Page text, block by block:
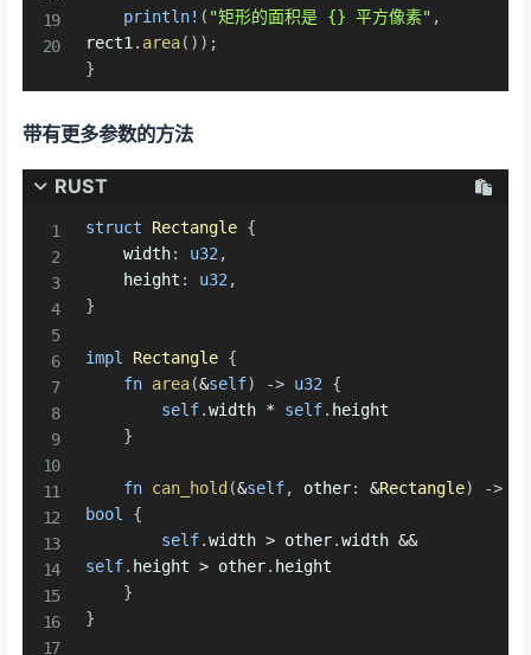
println! ( "矩形的面积是 {} 平方像素" ,
rect1 . area( ) ) ;
}
带有更多参数的方法
RUST
struct Rectangle {
    width
: u32 ,
    height
: u32 ,
}
impl Rectangle {
fn area(&self) -> u32
{
self.width * self. height
}
fn can_hold (&self, other: &Rectangle)
->
bool
{
self.width > other.width &&
self. height > other. height
}
}